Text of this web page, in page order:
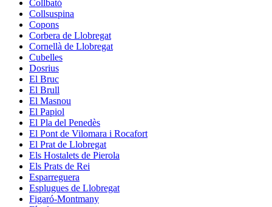
Collbató
Collsuspina
Copons
Corbera de Llobregat
Cornellà de Llobregat
Cubelles
Dosrius
El Bruc
El Brull
El Masnou
El Papiol
El Pla del Penedès
El Pont de Vilomara i Rocafort
El Prat de Llobregat
Els Hostalets de Pierola
Els Prats de Rei
Esparreguera
Esplugues de Llobregat
Figaró-Montmany